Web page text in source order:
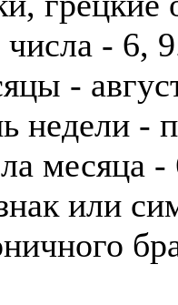
- 6,
-
недели -
месяца -
или